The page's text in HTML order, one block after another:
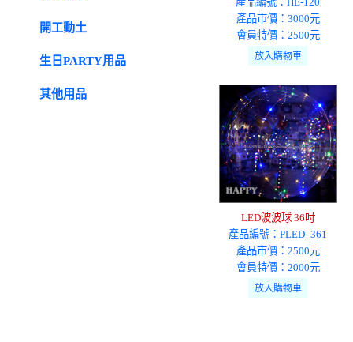
開工動土
生日PARTY用品
其他用品
產品市價：3000元
會員特價：2500元
LED波波球 36吋
產品編號：PLED- 361
產品市價：2500元
會員特價：2000元